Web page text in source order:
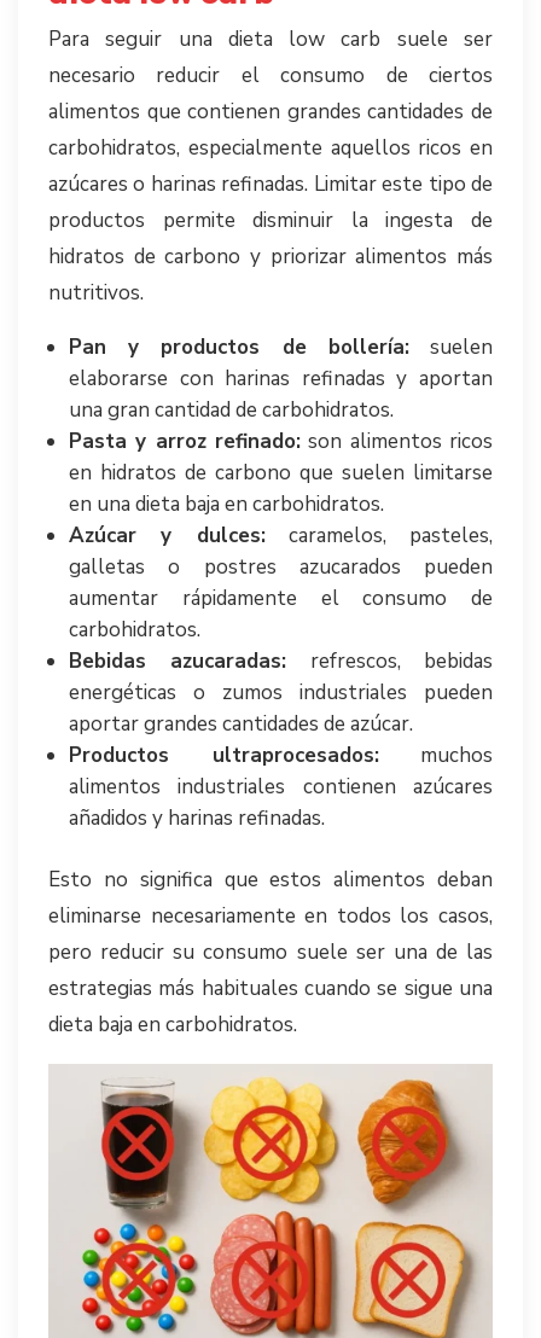
Para seguir una dieta low carb suele ser
necesario reducir el consumo de ciertos
alimentos que contienen grandes cantidades de
carbohidratos, especialmente aquellos ricos en
azúcares o harinas refinadas. Limitar este tipo de
productos permite disminuir la ingesta de
hidratos de carbono y priorizar alimentos más
nutritivos.
Pan y productos de bollería:suelen
elaborarse con harinas refinadas y aportan
una gran cantidad de carbohidratos.
Pasta y arroz refinado: son alimentos ricos
en hidratos de carbono que suelen limitarse
en una dieta baja en carbohidratos.
Azúcar y dulces:caramelos, pasteles,
galletas o postres azucarados pueden
aumentar rápidamente el consumo de
carbohidratos.
Bebidas azucaradas: refrescos, bebidas
energéticas o zumos industriales pueden
aportar grandes cantidades de azúcar.
Productos ultraprocesados:muchos
alimentos industriales contienen azúcares
añadidos y harinas refinadas.
Esto no significa que estos alimentos deban
eliminarse necesariamente en todos los casos,
pero reducir su consumo suele ser una de las
estrategias más habituales cuando se sigue una
dieta baja en carbohidratos.